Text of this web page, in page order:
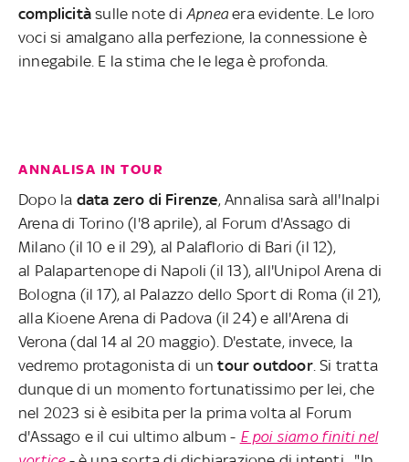
complicitàsulle note diApneaera evidente. Le loro
voci si amalgano alla perfezione, la connessione è
innegabile. E la stima che le lega è profonda.
ANNALISA IN TOUR
Dopo la data zero di Firenze, Annalisa sarà all'Inalpi
Arena di Torino (l'8 aprile), al Forum d'Assago di
Milano (il 10 e il 29), al Palaflorio di Bari (il 12),
al Palapartenope di Napoli (il 13), all'Unipol Arena di
Bologna (il 17), al Palazzo dello Sport di Roma (il 21),
alla Kioene Arena di Padova (il 24) e all'Arena di
Verona (dal 14 al 20 maggio). D'estate, invece, la
vedremo protagonista di untour outdoor. Si tratta
dunque di un momento fortunatissimo per lei, che
nel 2023 si è esibita per la prima volta al Forum
d'Assago e il cui ultimo album - E poi siamo finiti nel